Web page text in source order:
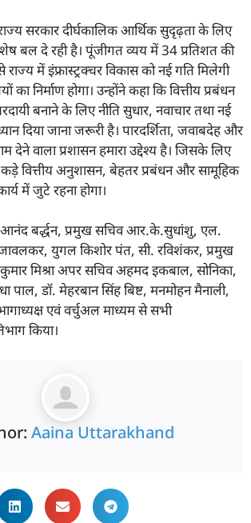
सरकार दीर्घकालिक आर्थिक सुदृढ़ता के लिए
बल दे रही है। पूंजीगत व्यय में 34 प्रतिशत की
में इंफ्रास्ट्रक्चर विकास को नई गति मिलेगी
का निर्माण होगा। उन्होंने कहा कि वित्तीय प्रबंधन
बनाने के लिए नीति सुधार, नवाचार तथा नई
दिया जाना जरूरी है। पारदर्शिता, जवाबदेह और
देने वाला प्रशासन हमारा उद्देश्य है। जिसके लिए
कड़े वित्तीय अनुशासन, बेहतर प्रबंधन और सामूहिक
में जुटे रहना होगा।
बर्द्धन, प्रमुख सचिव आर.के.सुधांशु, एल.
युगल किशोर पंत, सी. रविशंकर, प्रमुख
मिश्रा अपर सचिव अहमद इकबाल, सोनिका,
पाल, डॉ. मेहरबान सिंह बिष्ट, मनमोहन मैनाली,
एवं वर्चुअल माध्यम से सभी
किया।
Aaina Uttarakhand